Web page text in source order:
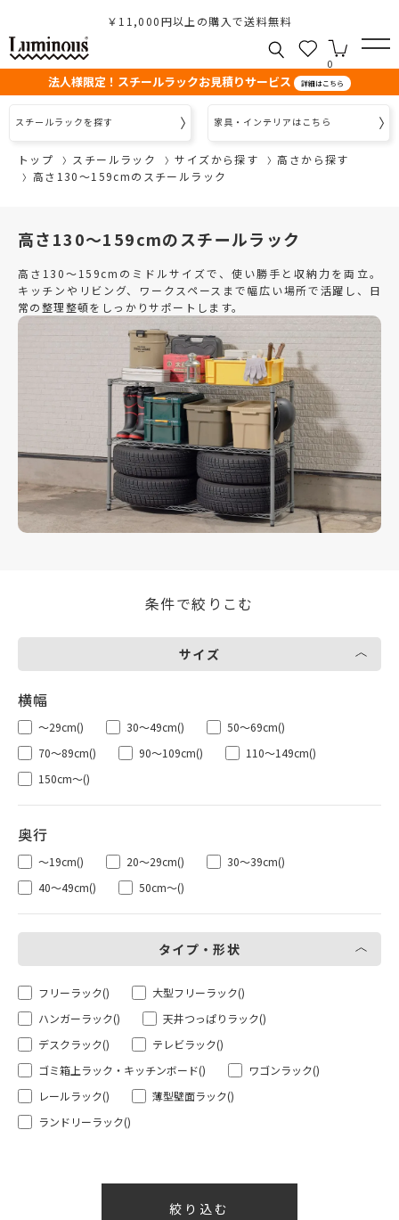
￥11,000円以上の購入で送料無料
0
法人様限定！スチールラックお見積りサービス 詳細はこちら
スチールラックを探す 家具・インテリアはこちら
トップ スチールラック サイズから探す
高さから探す
高さ130～159cmのスチールラック
高さ130～159cmのスチールラック
高さ130～159cmのミドルサイズで、使い勝手と収納力を両立。
キッチンやリビング、ワークスペースまで幅広い場所で活躍し、日
常の整理整頓をしっかりサポートします。
条件で絞りこむ
サイズ
～29cm() 30～49cm() 50～69cm()
70～89cm() 90～109cm() 110～149cm()
150cm～()
～19cm() 20～29cm() 30～39cm()
40～49cm() 50cm～()
タイプ・形状
フリーラック() 大型フリーラック()
ハンガーラック() 天井つっぱりラック()
デスクラック() テレビラック()
ゴミ箱上ラック・キッチンボード() ワゴンラック()
レールラック() 薄型壁面ラック()
ランドリーラック()